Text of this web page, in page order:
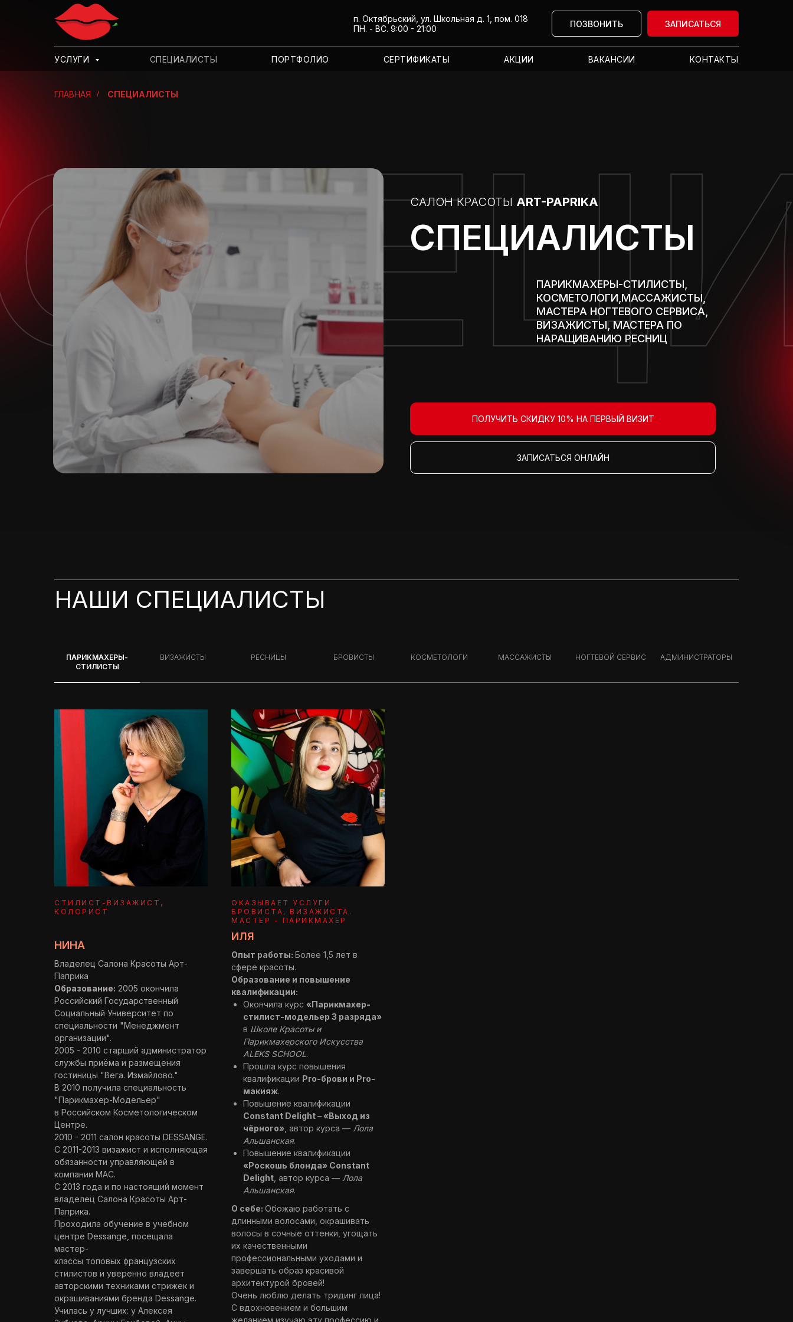
п. Октябрьский, ул. Школьная д. 1, пом. 018
ПН. - ВС. 9:00 - 21:00
ПОЗВОНИТЬ ЗАПИСАТЬСЯ
УСЛУГИ СПЕЦИАЛИСТЫ ПОРТФОЛИО СЕРТИФИКАТЫ АКЦИИ ВАКАНСИИ КОНТАКТЫ
ГЛАВНАЯ / СПЕЦИАЛИСТЫ
СПЕЦИАЛИСТЫ
ПАРИКМАХЕРЫ-СТИЛИСТЫ,
КОСМЕТОЛОГИ,МАССАЖИСТЫ,
МАСТЕРА НОГТЕВОГО СЕРВИСА,
ВИЗАЖИСТЫ, МАСТЕРА ПО
НАРАЩИВАНИЮ РЕСНИЦ
ПОЛУЧИТЬ СКИДКУ 10% НА ПЕРВЫЙ ВИЗИТ
ЗАПИСАТЬСЯ ОНЛАЙН
САЛОН КРАСОТЫ ART-PAPRIKA
НАШИ СПЕЦИАЛИСТЫ
ПАРИКМАХЕРЫ-
СТИЛИСТЫ
ВИЗАЖИСТЫ РЕСНИЦЫ БРОВИСТЫ КОСМЕТОЛОГИ МАССАЖИСТЫ НОГТЕВОЙ СЕРВИС АДМИНИСТРАТОРЫ
СТИЛИСТ-ВИЗАЖИСТ,
КОЛОРИСТ
НИНА
Владелец Салона Красоты Арт-
Паприка
Образование: 2005 окончила
Российский Государственный
Социальный Университет по
специальности "Менеджмент
организации".
2005 - 2010 старший администратор
службы приёма и размещения
гостиницы "Вега. Измайлово."
В 2010 получила специальность
"Парикмахер-Модельер"
в Российском Косметологическом
Центре.
2010 - 2011 салон красоты DESSANGE.
С 2011-2013 визажист и исполняющая
обязанности управляющей в
компании МАС.
С 2013 года и по настоящий момент
владелец Салона Красоты Арт-
Паприка.
Проходила обучение в учебном
центре Dessange, посещала
мастер-
классы топовых французских
стилистов и уверенно владеет
авторскими техниками стрижек и
окрашиваниями бренда Dessange.
Училась у лучших: у Алексея
ОКАЗЫВАЕТ УСЛУГИ
БРОВИСТА, ВИЗАЖИСТА.
МАСТЕР - ПАРИКМАХЕР
ИЛЯ
Опыт работы: Более 1,5 лет в
сфере красоты.
Образование и повышение
квалификации:
Окончила курс «Парикмахер-
стилист-модельер 3 разряда»
в Школе Красоты и
Парикмахерского Искусства
ALEKS SCHOOL .
Прошла курс повышения
квалификации Pro-брови и Pro-
макияж.
Повышение квалификации
Constant Delight – «Выход из
чёрного» , автор курса — Лола
Альшанская.
Повышение квалификации
«Роскошь блонда» Constant
Delight , автор курса — Лола
Альшанская.
О себе: Обожаю работать с
длинными волосами, окрашивать
волосы в сочные оттенки, угощать
их качественными
профессиональными уходами и
завершать образ красивой
архитектурой бровей!
Очень люблю делать тридинг лица!
С вдохновением и большим
желанием изучаю эту профессию и